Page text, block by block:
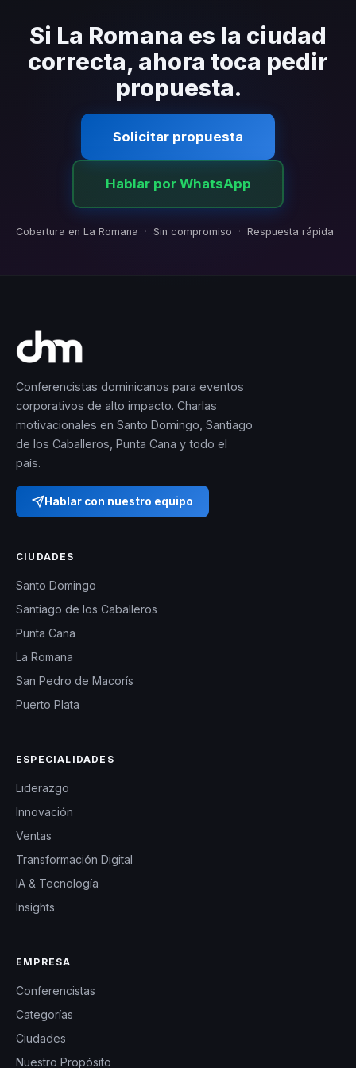
contratiempos.
Si La Romana es la ciudad
correcta, ahora toca pedir
propuesta.
Solicitar propuesta
Hablar por WhatsApp
Cobertura en La Romana · Sin compromiso · Respuesta rápida
Conferencistas dominicanos para eventos
corporativos de alto impacto. Charlas
motivacionales en Santo Domingo, Santiago
de los Caballeros, Punta Cana y todo el
país.
Hablar con nuestro equipo
CIUDADES
Santo Domingo
Santiago de los Caballeros
Punta Cana
La Romana
San Pedro de Macorís
Puerto Plata
ESPECIALIDADES
Liderazgo
Innovación
Ventas
Transformación Digital
IA & Tecnología
Insights
EMPRESA
Conferencistas
Categorías
Ciudades
Nuestro Propósito